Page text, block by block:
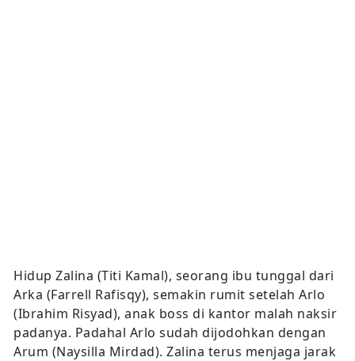
Hidup Zalina (Titi Kamal), seorang ibu tunggal dari
Arka (Farrell Rafisqy), semakin rumit setelah Arlo
(Ibrahim Risyad), anak boss di kantor malah naksir
padanya. Padahal Arlo sudah dijodohkan dengan
Arum (Naysilla Mirdad). Zalina terus menjaga jarak